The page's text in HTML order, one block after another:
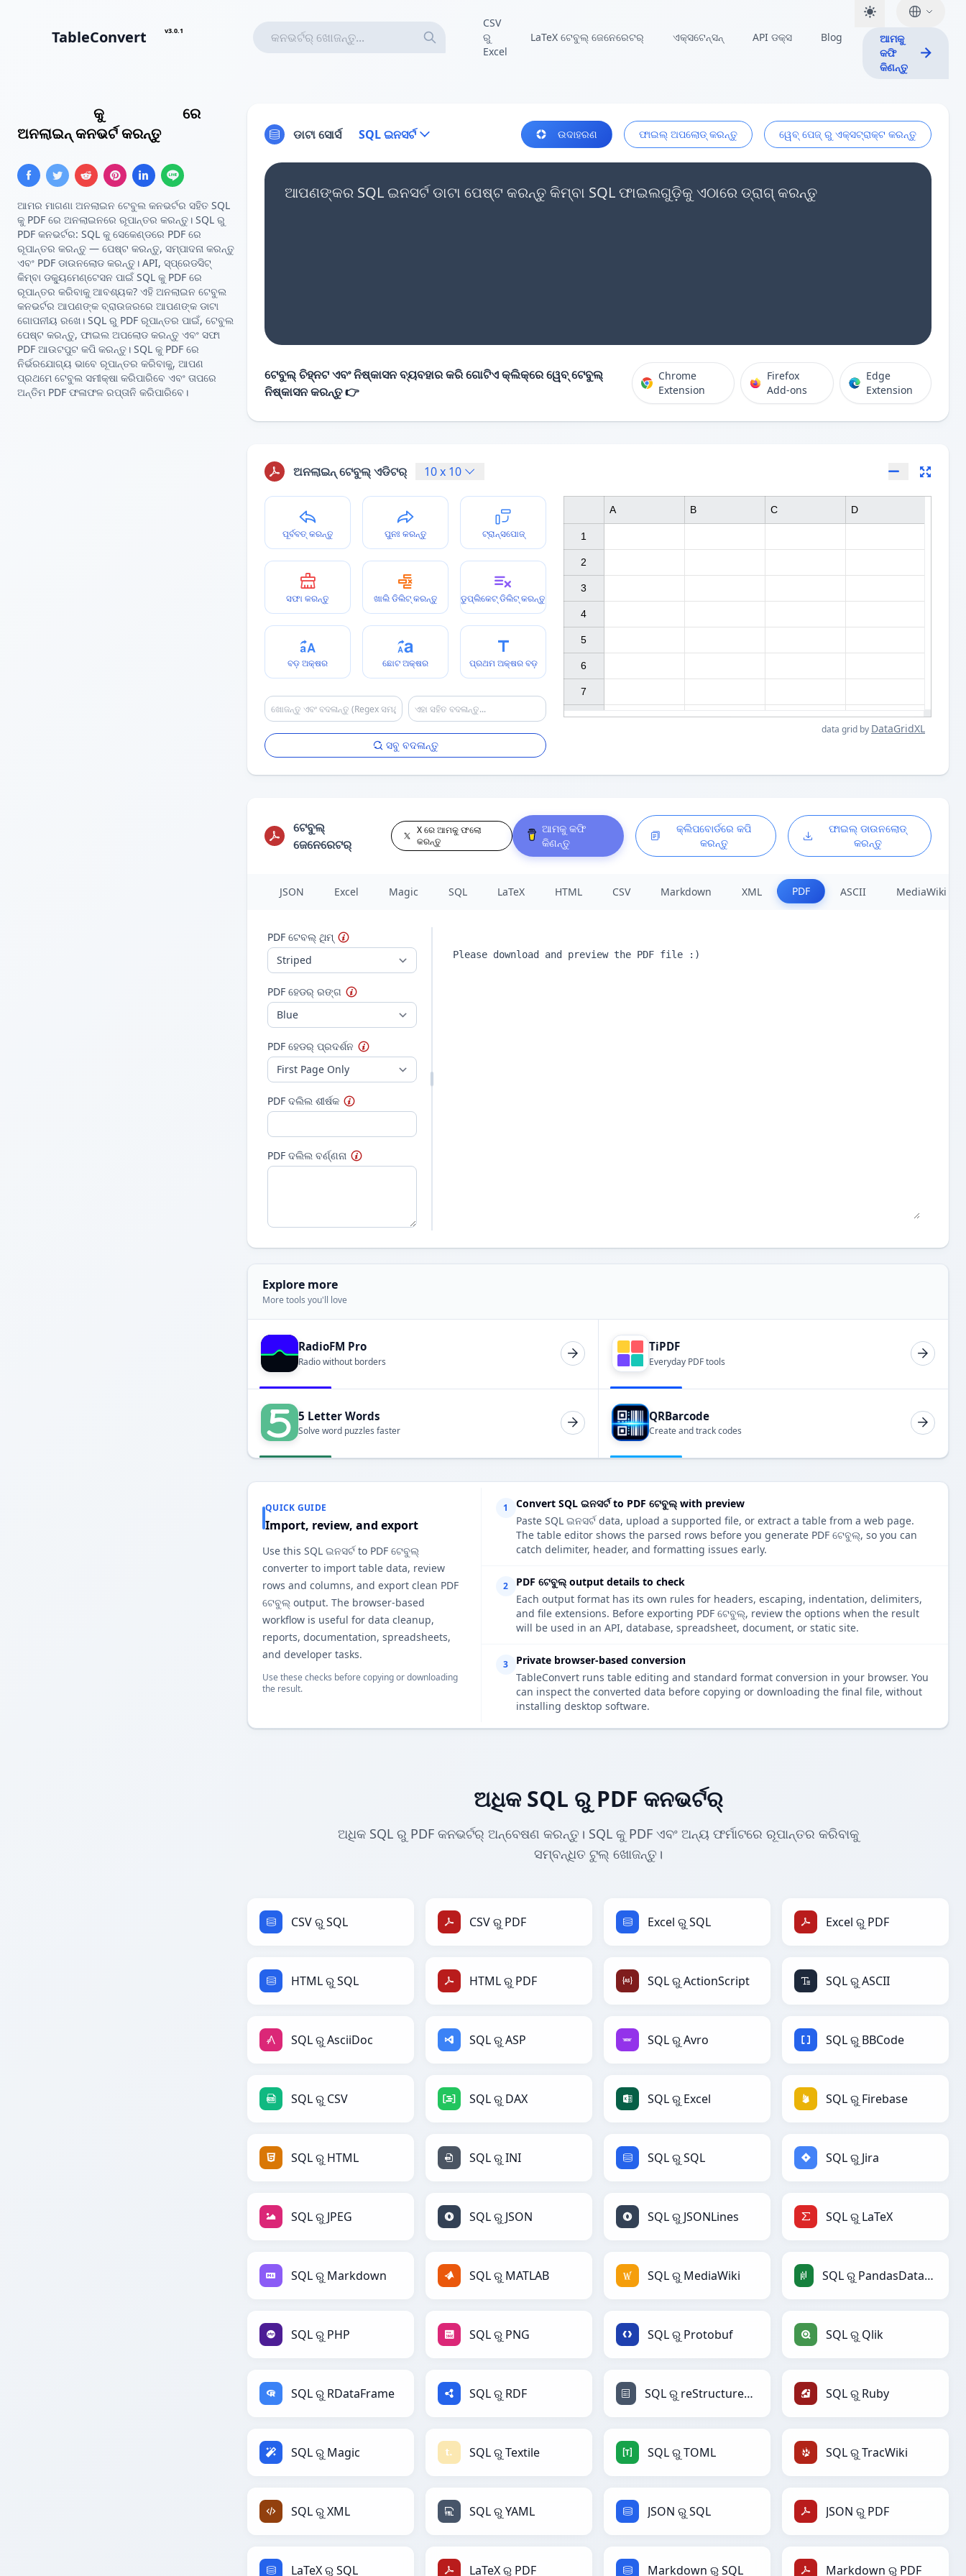
TableConvert v3.0.1
CSV
ରୁ
Excel
LaTeX ଟେବୁଲ୍ ଜେନେରେଟର୍ ଏକ୍ସଟେନ୍ସନ୍ API ଡକ୍ସ Blog
ଆମକୁ
କଫି
କିଣନ୍ତୁ
କୁ
ରେ
ଅନଲାଇନ୍ କନଭର୍ଟ କରନ୍ତୁ
ଆମର ମାଗଣା ଅନଲାଇନ ଟେବୁଲ କନଭର୍ଟର ସହିତ SQL
କୁ PDF ରେ ଅନଲାଇନରେ ରୂପାନ୍ତର କରନ୍ତୁ। SQL ରୁ
PDF କନଭର୍ଟର: SQL କୁ ସେକେଣ୍ଡରେ PDF ରେ
ରୂପାନ୍ତର କରନ୍ତୁ — ପେଷ୍ଟ କରନ୍ତୁ, ସମ୍ପାଦନା କରନ୍ତୁ
ଏବଂ PDF ଡାଉନଲୋଡ କରନ୍ତୁ। API, ସ୍ପ୍ରେଡସିଟ୍
କିମ୍ବା ଡକ୍ୟୁମେଣ୍ଟେସନ ପାଇଁ SQL କୁ PDF ରେ
ରୂପାନ୍ତର କରିବାକୁ ଆବଶ୍ୟକ? ଏହି ଅନଲାଇନ ଟେବୁଲ
କନଭର୍ଟର ଆପଣଙ୍କ ବ୍ରାଉଜରରେ ଆପଣଙ୍କ ଡାଟା
ଗୋପନୀୟ ରଖେ। SQL ରୁ PDF ରୂପାନ୍ତର ପାଇଁ, ଟେବୁଲ
ପେଷ୍ଟ କରନ୍ତୁ, ଫାଇଲ ଅପଲୋଡ କରନ୍ତୁ ଏବଂ ସଫା
PDF ଆଉଟପୁଟ କପି କରନ୍ତୁ। SQL କୁ PDF ରେ
ନିର୍ଭରଯୋଗ୍ୟ ଭାବେ ରୂପାନ୍ତର କରିବାକୁ, ଆପଣ
ପ୍ରଥମେ ଟେବୁଲ ସମୀକ୍ଷା କରିପାରିବେ ଏବଂ ତାପରେ
ଅନ୍ତିମ PDF ଫଳାଫଳ ରପ୍ତାନି କରିପାରିବେ।
ଡାଟା ସୋର୍ସ SQL ଇନସର୍ଟ ଉଦାହରଣ ଫାଇଲ୍ ଅପଲୋଡ୍ କରନ୍ତୁ ୱେବ୍ ପେଜ୍ ରୁ ଏକ୍ସଟ୍ରାକ୍ଟ କରନ୍ତୁ
ଆପଣଙ୍କର SQL ଇନସର୍ଟ ଡାଟା ପେଷ୍ଟ କରନ୍ତୁ କିମ୍ବା SQL ଫାଇଲଗୁଡ଼ିକୁ ଏଠାରେ ଡ୍ରାଗ୍ କରନ୍ତୁ
ଟେବୁଲ୍ ଚିହ୍ନଟ ଏବଂ ନିଷ୍କାସନ ବ୍ୟବହାର କରି ଗୋଟିଏ କ୍ଲିକ୍‌ରେ ୱେବ୍ ଟେବୁଲ୍
ନିଷ୍କାସନ କରନ୍ତୁ 👉
Chrome
Extension
Firefox
Add-ons
Edge
Extension
ଅନଲାଇନ୍ ଟେବୁଲ୍ ଏଡିଟର୍ 10x 10
ପୂର୍ବବତ୍ କରନ୍ତୁ ପୁନଃ କରନ୍ତୁ ଟ୍ରାନ୍ସପୋଜ୍
ସଫା କରନ୍ତୁ ଖାଲି ଡିଲିଟ୍ କରନ୍ତୁ ଡୁପ୍ଲିକେଟ୍ ଡିଲିଟ୍ କରନ୍ତୁ
ବଡ଼ ଅକ୍ଷର ଛୋଟ ଅକ୍ଷର ପ୍ରଥମ ଅକ୍ଷର ବଡ଼
ସବୁ ବଦଳାନ୍ତୁ
1
2
3
4
5
6
7
A B C D
data grid by DataGridXL
ଟେବୁଲ୍
ଜେନେରେଟର୍
X ରେ ଆମକୁ ଫଲୋ
କରନ୍ତୁ
ଆମକୁ କଫି
କିଣନ୍ତୁ
କ୍ଲିପବୋର୍ଡରେ କପି
କରନ୍ତୁ
ଫାଇଲ୍ ଡାଉନଲୋଡ୍
କରନ୍ତୁ
JSON Excel Magic SQL LaTeX HTML CSV Markdown XML PDF ASCII MediaWiki
PDF ଟେବଲ୍ ଥିମ୍
PDF ହେଡର୍ ରଙ୍ଗ
PDF ହେଡର୍ ପ୍ରଦର୍ଶନ
PDF ଦଲିଲ ଶୀର୍ଷକ
PDF ଦଲିଲ ବର୍ଣ୍ଣନା
Explore more
More tools you'll love
RadioFM Pro
Radio without borders
TiPDF
Everyday PDF tools
5 Letter Words
Solve word puzzles faster
QRBarcode
Create and track codes
QUICK GUIDE
Import, review, and export
Use this SQL ଇନସର୍ଟ to PDF ଟେବୁଲ୍
converter to import table data, review
rows and columns, and export clean PDF
ଟେବୁଲ୍ output. The browser-based
workflow is useful for data cleanup,
reports, documentation, spreadsheets,
and developer tasks.
Use these checks before copying or downloading
the result.
1
Convert SQL ଇନସର୍ଟ to PDF ଟେବୁଲ୍ with preview
Paste SQL ଇନସର୍ଟ data, upload a supported file, or extract a table from a web page.
The table editor shows the parsed rows before you generate PDF ଟେବୁଲ୍, so you can
catch delimiter, header, and formatting issues early.
2
PDF ଟେବୁଲ୍ output details to check
Each output format has its own rules for headers, escaping, indentation, delimiters,
and file extensions. Before exporting PDF ଟେବୁଲ୍, review the options when the result
will be used in an API, database, spreadsheet, document, or static site.
3
Private browser-based conversion
TableConvert runs table editing and standard format conversion in your browser. You
can inspect the converted data before copying or downloading the final file, without
installing desktop software.
ଅଧିକ SQL ରୁ PDF କନଭର୍ଟର୍
ଅଧିକ SQL ରୁ PDF କନଭର୍ଟର୍ ଅନ୍ବେଷଣ କରନ୍ତୁ। SQL କୁ PDF ଏବଂ ଅନ୍ୟ ଫର୍ମାଟରେ ରୂପାନ୍ତର କରିବାକୁ
ସମ୍ବନ୍ଧିତ ଟୁଲ୍ ଖୋଜନ୍ତୁ।
CSV ରୁ SQL CSV ରୁ PDF Excel ରୁ SQL Excel ରୁ PDF
HTML ରୁ SQL HTML ରୁ PDF SQL ରୁ ActionScript SQL ରୁ ASCII
SQL ରୁ AsciiDoc SQL ରୁ ASP SQL ରୁ Avro SQL ରୁ BBCode
SQL ରୁ CSV SQL ରୁ DAX SQL ରୁ Excel SQL ରୁ Firebase
SQL ରୁ HTML SQL ରୁ INI SQL ରୁ SQL SQL ରୁ Jira
SQL ରୁ JPEG SQL ରୁ JSON SQL ରୁ JSONLines SQL ରୁ LaTeX
SQL ରୁ Markdown SQL ରୁ MATLAB SQL ରୁ MediaWiki SQL ରୁ PandasDataFrame
SQL ରୁ PHP SQL ରୁ PNG SQL ରୁ Protobuf SQL ରୁ Qlik
SQL ରୁ RDataFrame SQL ରୁ RDF SQL ରୁ reStructuredText SQL ରୁ Ruby
SQL ରୁ Magic SQL ରୁ Textile SQL ରୁ TOML SQL ରୁ TracWiki
SQL ରୁ XML SQL ରୁ YAML JSON ରୁ SQL JSON ରୁ PDF
LaTeX ରୁ SQL LaTeX ରୁ PDF Markdown ରୁ SQL Markdown ରୁ PDF